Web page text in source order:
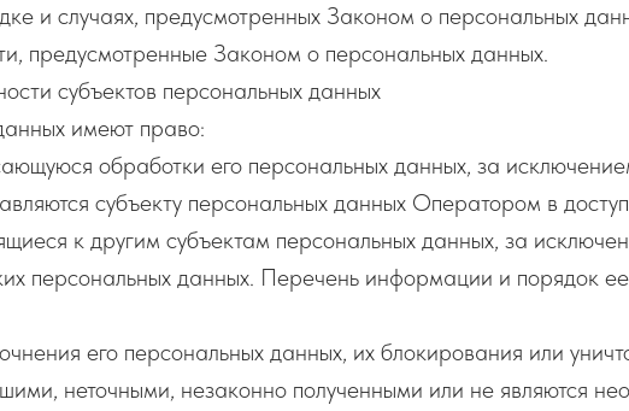
и случаях, предусмотренных Законом о персональных
предусмотренные Законом о персональных данных.
субъектов персональных данных
имеют право:
обработки его персональных данных, за
субъекту персональных данных Оператором в
к другим субъектам персональных данных, за
персональных данных. Перечень информации и порядок
его персональных данных, их блокирования или
неточными, незаконно полученными или не являются